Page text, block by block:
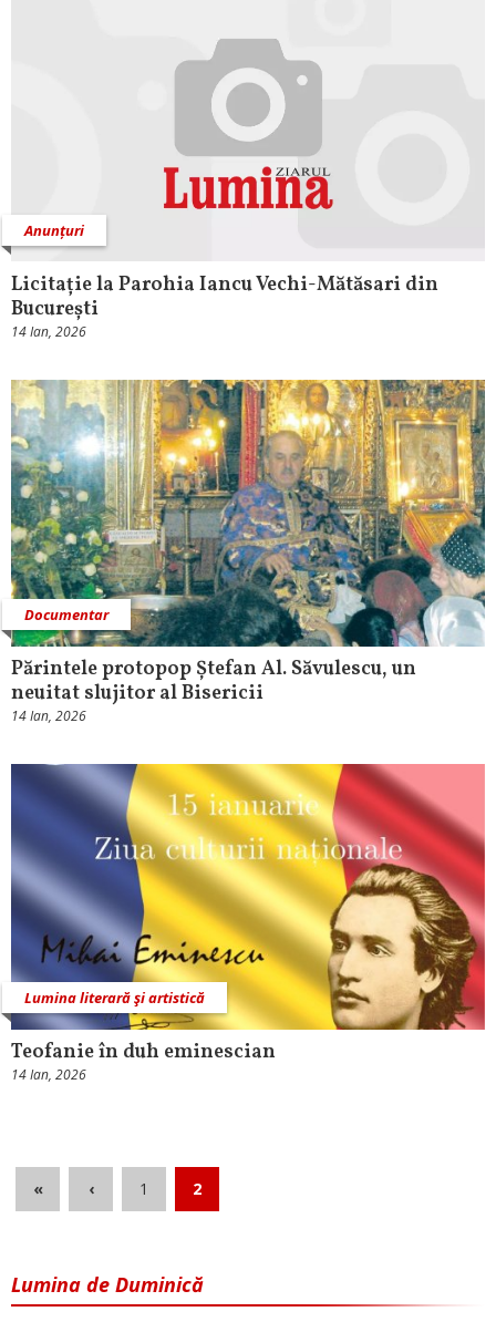
Anunțuri
Licitație la Parohia Iancu Vechi-Mătăsari din
București
14 Ian, 2026
Documentar
Părintele protopop Ștefan Al. Săvulescu, un
neuitat slujitor al Bisericii
14 Ian, 2026
Lumina literară şi artistică
Teofanie în duh eminescian
14 Ian, 2026
« ‹ 1 2
Lumina de Duminică